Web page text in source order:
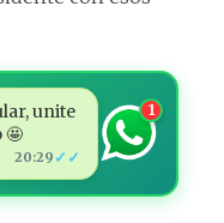
unite
🤩
20:29 ✓✓
1